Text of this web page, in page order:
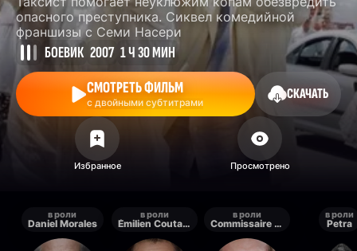
опасного преступника. Сиквел комедийной
франшизы с Семи Насери
БОЕВИК 2007 1 Ч 30 МИН
СМОТРЕТЬ ФИЛЬМ
с двойными субтитрами
СКАЧАТЬ
в роли
Daniel Morales
в роли
Émilien Coutant-Kerbalec
в роли
Commissaire Gibert
в роли
Petra